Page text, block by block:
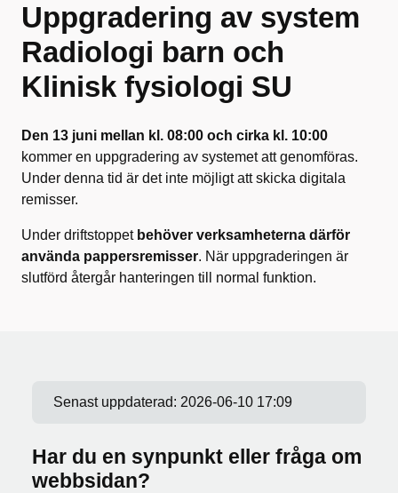
Uppgradering av system
Radiologi barn och
Klinisk fysiologi SU
Den 13 juni mellan kl. 08:00 och cirka kl. 10:00
kommer en uppgradering av systemet att genomföras.
Under denna tid är det inte möjligt att skicka digitala
remisser.
Under driftstoppet behöver verksamheterna därför
använda pappersremisser. När uppgraderingen är
slutförd återgår hanteringen till normal funktion.
Senast uppdaterad: 2026-06-10 17:09
Har du en synpunkt eller fråga om
webbsidan?